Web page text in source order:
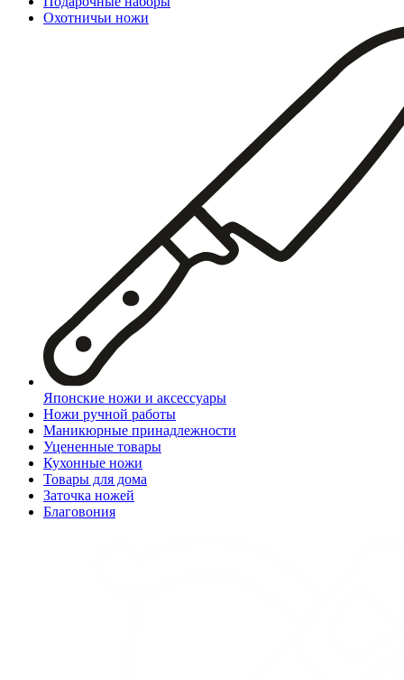
Охотничьи ножи
Японские ножи и аксессуары
Ножи ручной работы
Маникюрные принадлежности
Уцененные товары
Кухонные ножи
Товары для дома
Заточка ножей
Благовония